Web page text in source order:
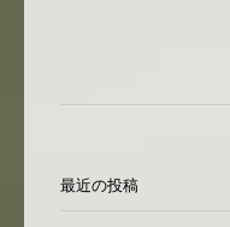
最近の投稿